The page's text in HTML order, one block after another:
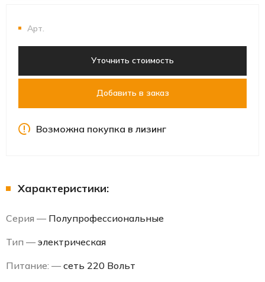
Арт.
Уточнить стоимость
Добавить в заказ
Возможна покупка в лизинг
Характеристики:
Серия — Полупрофессиональные
Тип — электрическая
Питание: — сеть 220 Вольт